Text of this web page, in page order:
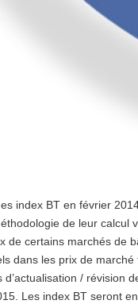
index BT en février
de leur calcul
de certains marchés de
dans les prix de
/ révision
Les index BT seront